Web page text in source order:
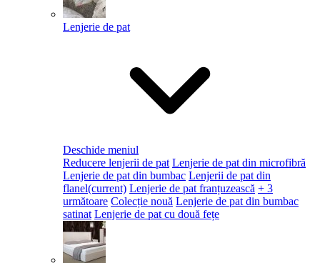
Lenjerie de pat
Deschide meniul
Reducere lenjerii de pat Lenjerie de pat din microfibră
Lenjerie de pat din bumbac Lenjerii de pat din
flanel(current) Lenjerie de pat franțuzească + 3
următoare Colecție nouă Lenjerie de pat din bumbac
satinat Lenjerie de pat cu două fețe